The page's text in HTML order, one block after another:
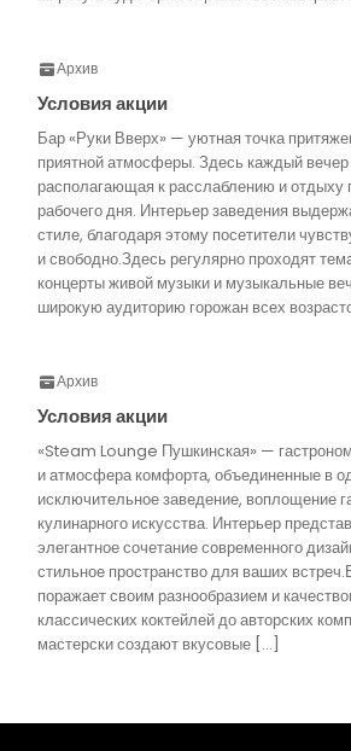
Архив
Условия акции
Бар «Руки Вверх» — уютная точка
приятной атмосферы. Здесь каждый вечер
располагающая к расслаблению и отдыху
рабочего дня. Интерьер заведения
стиле, благодаря этому посетители
и свободно.Здесь регулярно проходят
концерты живой музыки и музыкальные
широкую аудиторию горожан всех
Архив
Условия акции
«Steam Lounge Пушкинская» —
и атмосфера комфорта, объединенные в
исключительное заведение, воплощение
кулинарного искусства. Интерьер
элегантное сочетание современного
стильное пространство для ваших
поражает своим разнообразием и
классических коктейлей до авторских
мастерски создают вкусовые […]